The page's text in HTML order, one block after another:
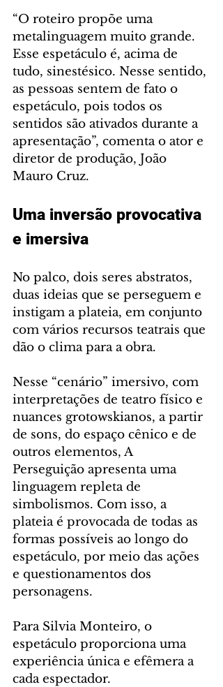
“O roteiro propõe uma
metalinguagem muito grande.
Esse espetáculo é, acima de
tudo, sinestésico. Nesse sentido,
as pessoas sentem de fato o
espetáculo, pois todos os
sentidos são ativados durante a
apresentação”, comenta o ator e
diretor de produção, João
Mauro Cruz.
Uma inversão provocativa
e imersiva
No palco, dois seres abstratos,
duas ideias que se perseguem e
instigam a plateia, em conjunto
com vários recursos teatrais que
dão o clima para a obra.
Nesse “cenário” imersivo, com
interpretações de teatro físico e
nuances grotowskianos, a partir
de sons, do espaço cênico e de
outros elementos, A
Perseguição apresenta uma
linguagem repleta de
simbolismos. Com isso, a
plateia é provocada de todas as
formas possíveis ao longo do
espetáculo, por meio das ações
e questionamentos dos
personagens.
Para Silvia Monteiro, o
espetáculo proporciona uma
experiência única e efêmera a
cada espectador.